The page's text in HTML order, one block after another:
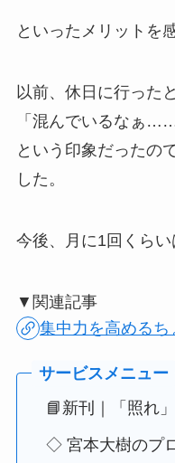
といったメリットを
以前、休日に行った
「混んでいるなぁ……
という印象だったの
した。
今後、月に1回くらい
▼関連記事
集中力を高める
📘新刊｜「照れ
◇ 宮本大樹のプ